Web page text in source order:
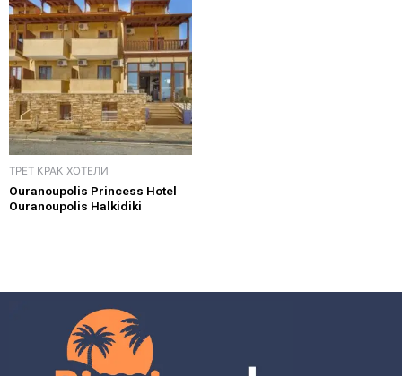
ТРЕТ КРАК ХОТЕЛИ
Ouranoupolis Princess Hotel
Ouranoupolis Halkidiki